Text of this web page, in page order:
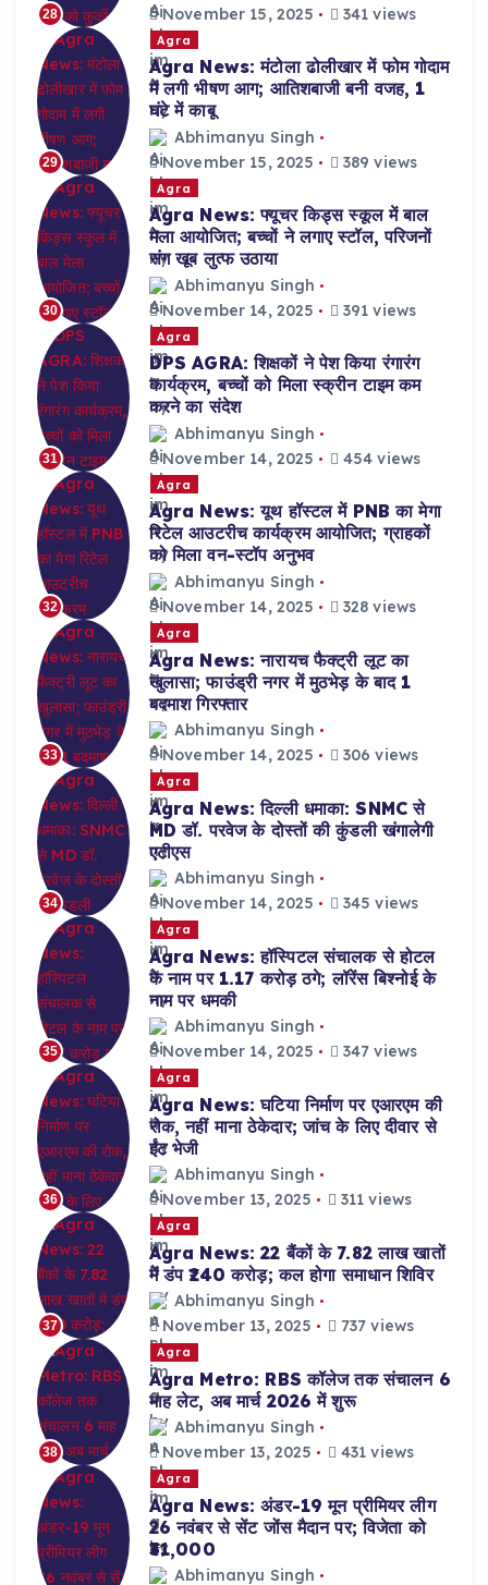
28
November 15, 2025
341 views
29
Agra
Agra News: मंटोला ढोलीखार में फोम गोदाम
में लगी भीषण आग; आतिशबाजी बनी वजह, 1
घंटे में काबू
Abhimanyu Singh
November 15, 2025
389 views
30
Agra
Agra News: फ्यूचर किड्स स्कूल में बाल
मेला आयोजित; बच्चों ने लगाए स्टॉल, परिजनों
संग खूब लुत्फ उठाया
Abhimanyu Singh
November 14, 2025
391 views
31
Agra
DPS AGRA: शिक्षकों ने पेश किया रंगारंग
कार्यक्रम, बच्चों को मिला स्क्रीन टाइम कम
करने का संदेश
Abhimanyu Singh
November 14, 2025
454 views
32
Agra
Agra News: यूथ हॉस्टल में PNB का मेगा
रिटेल आउटरीच कार्यक्रम आयोजित; ग्राहकों
को मिला वन-स्टॉप अनुभव
Abhimanyu Singh
November 14, 2025
328 views
33
Agra
Agra News: नारायच फैक्ट्री लूट का
खुलासा; फाउंड्री नगर में मुठभेड़ के बाद 1
बदमाश गिरफ्तार
Abhimanyu Singh
November 14, 2025
306 views
34
Agra
Agra News: दिल्ली धमाका: SNMC से
MD डॉ. परवेज के दोस्तों की कुंडली खंगालेगी
एटीएस
Abhimanyu Singh
November 14, 2025
345 views
35
Agra
Agra News: हॉस्पिटल संचालक से होटल
के नाम पर 1.17 करोड़ ठगे; लॉरेंस बिश्नोई के
नाम पर धमकी
Abhimanyu Singh
November 14, 2025
347 views
36
Agra
Agra News: घटिया निर्माण पर एआरएम की
रोक, नहीं माना ठेकेदार; जांच के लिए दीवार से
ईंट भेजी
Abhimanyu Singh
November 13, 2025
311 views
37
Agra
Agra News: 22 बैंकों के 7.82 लाख खातों
में डंप ₹240 करोड़; कल होगा समाधान शिविर
Abhimanyu Singh
November 13, 2025
737 views
38
Agra
Agra Metro: RBS कॉलेज तक संचालन 6
माह लेट, अब मार्च 2026 में शुरू
Abhimanyu Singh
November 13, 2025
431 views
Agra
Agra News: अंडर-19 मून प्रीमियर लीग
26 नवंबर से सेंट जोंस मैदान पर; विजेता को
₹31,000
Abhimanyu Singh